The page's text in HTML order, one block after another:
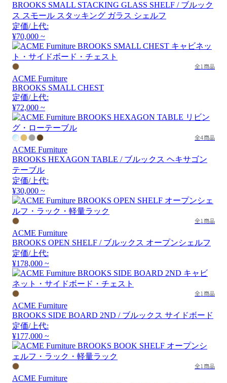
BROOKS SMALL STACKING GLASS SHELF / ブルック
ス スモール スタッキング ガラス シェルフ
定価/上代:
¥70,000 ~
全1商品
ACME Furniture
BROOKS SMALL CHEST
定価/上代:
¥72,000 ~
全4商品
ACME Furniture
BROOKS HEXAGON TABLE / ブルックス ヘキサゴン
テーブル
定価/上代:
¥30,000 ~
全1商品
ACME Furniture
BROOKS OPEN SHELF / ブルックス オープンシェルフ
定価/上代:
¥178,000 ~
全1商品
ACME Furniture
BROOKS SIDE BOARD 2ND / ブルックス サイドボード
定価/上代:
¥177,000 ~
全1商品
ACME Furniture